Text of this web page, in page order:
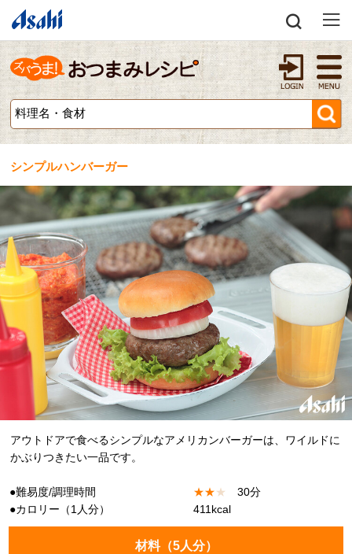
シンプルハンバーガー
アウトドアで食べるシンプルなアメリカンバーガーは、ワイルドに
かぶりつきたい一品です。
●難易度/調理時間 ★★★
30分
●カロリー（1人分）
411kcal
材料（5人分）